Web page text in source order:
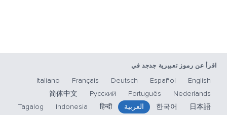
اقرأ عن رموز تعبيرية جدجد في
English
Español
Deutsch
Français
Italiano
Nederlands
Português
Русский
简体中文
日本語
한국어 العربية हिन्दी
Indonesia
Tagalog